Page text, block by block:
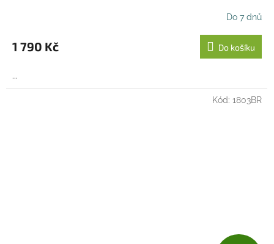
R
M
A
Do 7 dnů
1 790 Kč Do košíku
...
Kód: 1803BR